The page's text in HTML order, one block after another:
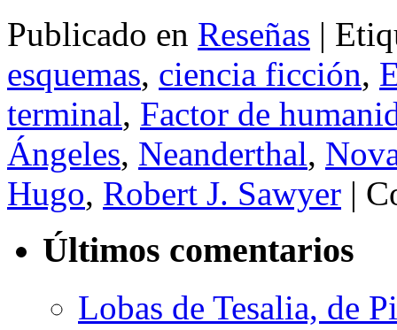
Publicado en Reseñas |
esquemas, ciencia ficción,
terminal, Factor de
Ángeles, Neanderthal,
Hugo, Robert J. Sawyer |
Últimos comentarios
Lobas de Tesalia, de